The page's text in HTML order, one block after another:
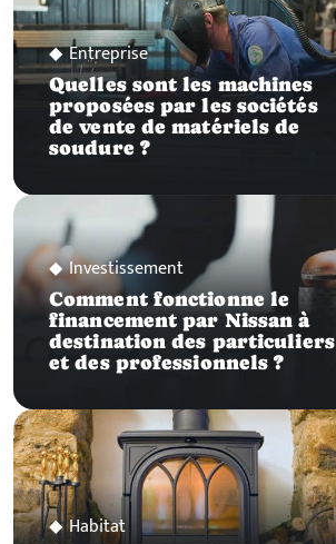
Entreprise
Quelles sont les machines
proposées par les sociétés
de vente de matériels de
soudure ?
Investissement
Comment fonctionne le
financement par Nissan à
destination des particuliers
et des professionnels ?
Habitat